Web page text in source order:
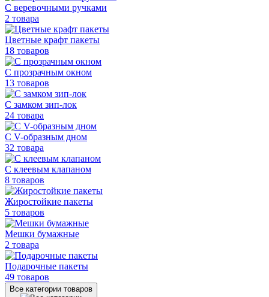
С веревочными ручками
2 товара
Цветные крафт пакеты
18 товаров
С прозрачным окном
13 товаров
С замком зип-лок
24 товара
С V-образным дном
32 товара
С клеевым клапаном
8 товаров
Жиростойкие пакеты
5 товаров
Мешки бумажные
2 товара
Подарочные пакеты
49 товаров
Все категории товаров